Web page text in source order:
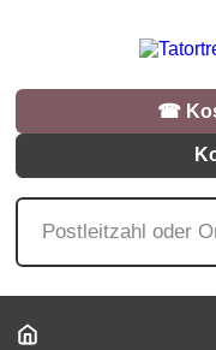
☎︎